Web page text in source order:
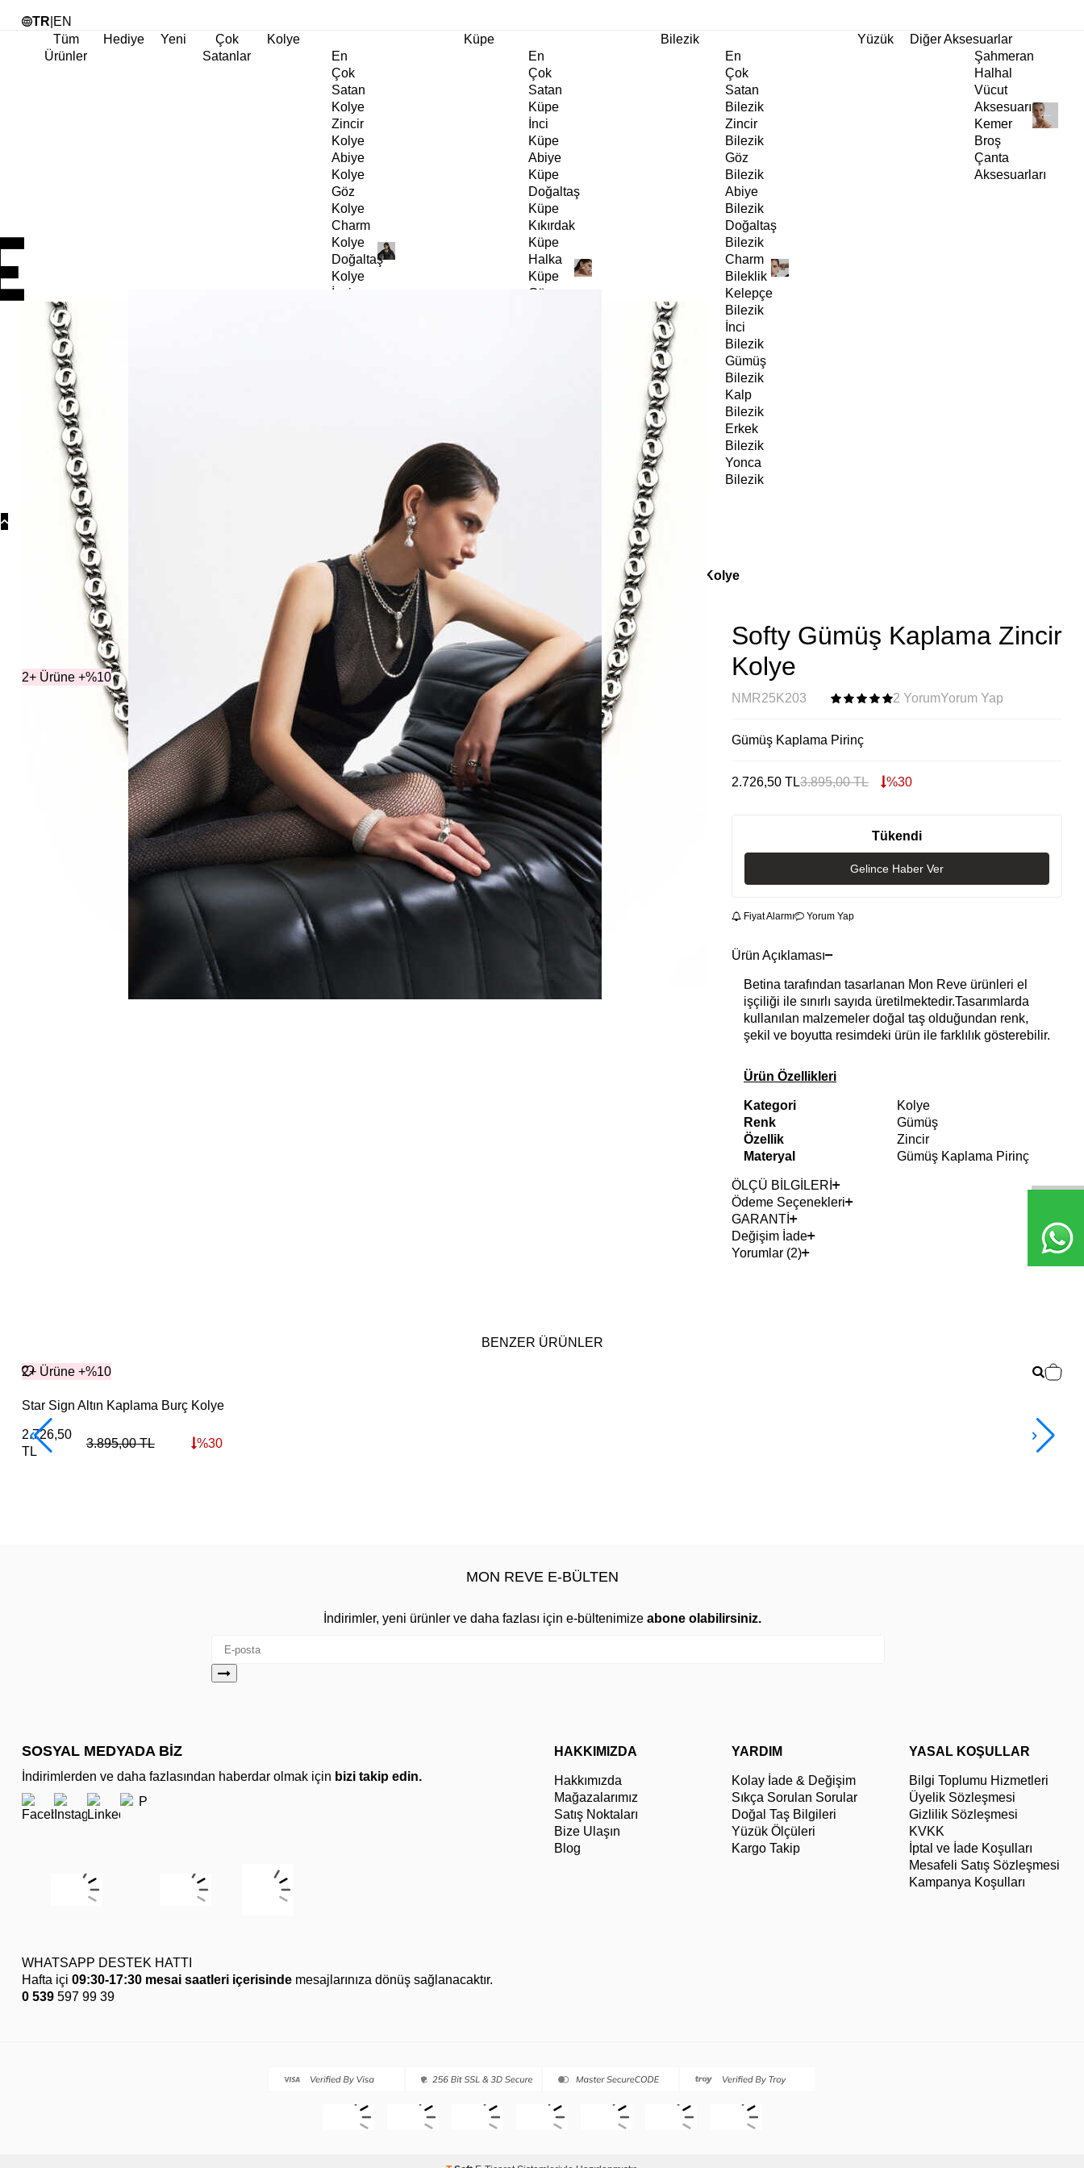
TR EN
Tüm
Ürünler
Hediye Yeni
Çok
Satanlar
Kolye
En
Çok
Satan
Kolye
Zincir
Kolye
Abiye
Kolye
Göz
Kolye
Charm
Kolye
Doğaltaş
Kolye
İnci
Küpe
En
Çok
Satan
Küpe
İnci
Küpe
Abiye
Küpe
Doğaltaş
Küpe
Kıkırdak
Küpe
Halka
Küpe
Göz
Bilezik
En
Çok
Satan
Bilezik
Zincir
Bilezik
Göz
Bilezik
Abiye
Bilezik
Doğaltaş
Bilezik
Charm
Bileklik
Kelepçe
Bilezik
İnci
Bilezik
Gümüş
Bilezik
Kalp
Bilezik
Erkek
Bilezik
Yonca
Bilezik
Yüzük
Diğer Aksesuarlar
Şahmeran
Halhal
Vücut
Aksesuarı
Kemer
Broş
Çanta
Aksesuarları
Kategoriler Kolye Zincir Kolye Softy Gümüş Kaplama Zincir Kolye
2+ Ürüne +%10
Softy Gümüş Kaplama Zincir
Kolye
NMR25K203 2 YorumYorum Yap
Gümüş Kaplama Pirinç
2.726,50 TL3.895,00TL %30
Tükendi
Gelince Haber Ver
Fiyat Alarmı Yorum Yap
Ürün Açıklaması
Betina tarafından tasarlanan Mon Reve ürünleri el
işçiliği ile sınırlı sayıda üretilmektedir.Tasarımlarda
kullanılan malzemeler doğal taş olduğundan renk,
şekil ve boyutta resimdeki ürün ile farklılık gösterebilir.
Ürün Özellikleri
Kategori
Kolye
Renk
Gümüş
Özellik
Zincir
Materyal
Gümüş Kaplama Pirinç
ÖLÇÜ BİLGİLERİ
Ödeme Seçenekleri
GARANTİ
Değişim İade
Yorumlar (2)
BENZER ÜRÜNLER
2+ Ürüne +%10
Star Sign Altın Kaplama Burç Kolye
2.726,50
TL
3.895,00TL %30
MON REVE E-BÜLTEN
İndirimler, yeni ürünler ve daha fazlası için e-bültenimize abone olabilirsiniz.
SOSYAL MEDYADA BİZ
İndirimlerden ve daha fazlasından haberdar olmak için bizi takip edin.
WHATSAPP DESTEK HATTI
Hafta içi 09:30-17:30 mesai saatleri içerisinde mesajlarınıza dönüş sağlanacaktır.
0 539 597 99 39
HAKKIMIZDA
Hakkımızda
Mağazalarımız
Satış Noktaları
Bize Ulaşın
Blog
YARDIM
Kolay İade & Değişim
Sıkça Sorulan Sorular
Doğal Taş Bilgileri
Yüzük Ölçüleri
Kargo Takip
YASAL KOŞULLAR
Bilgi Toplumu Hizmetleri
Üyelik Sözleşmesi
Gizlilik Sözleşmesi
KVKK
İptal ve İade Koşulları
Mesafeli Satış Sözleşmesi
Kampanya Koşulları